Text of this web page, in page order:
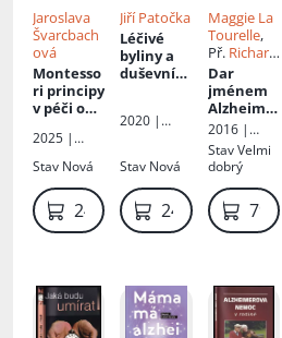
Jaroslava
Švarcbach
ová
Montesso
ri principy
v péči o
osoby s
demencí
Příručka
pro
rodinné i
profesion
e
2025 |
Publishing,
a. s.
Stav Nová
249 Kč
Jiří Patočka
Léčivé
byliny a
duševní
2020 |
Stav Nová
249 Kč
Maggie La
Tourelle,
Př. Richard
Herbich
Dar
jménem
Alzheime
r: nové
náhledy
na
potenciál
Alzheime
rovy
choroby a
2016 |
Dobrovský
s.r.o
StavVelmi
dobrý
79 Kč